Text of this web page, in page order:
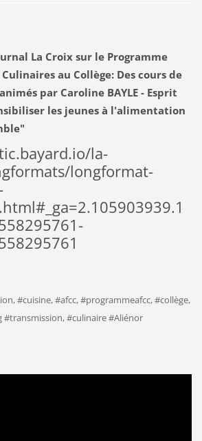
La Croix sur le Programme
Culinaires au Collège: Des cours de
par Caroline BAYLE - Esprit
les jeunes à l'alimentation
la-
longformat-
#cuisine, #afcc, #programmeafcc, #collège,
#transmission, #culinaire #Aliénor